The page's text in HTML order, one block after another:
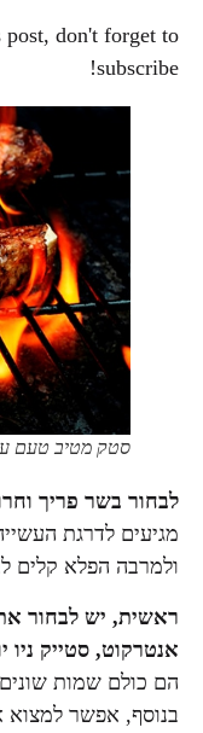
post, don't forget to
subscribe!
סטק מטיב טעם על
לבחור בשר פריך
מגיעים לדרגת
ולמרבה הפלא קלים
ראשית, יש לבחור את
אנטרקוט, סטייק ניו
הם כולם שמות שונים
בנוסף, אפשר למצוא